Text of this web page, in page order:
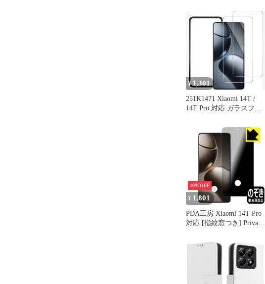
14t フィルム マット 全面
保護 強化ガラス 液晶保
護フィルム RYECHER
¥1,301
251K1471 Xiaomi 14T /
14T Pro 対応 ガラスフィ
10%OFF
¥ 1,801
PDA工房 Xiaomi 14T Pro
対応 [指紋窓つき] Privacy
見防止 反射低減 日本製